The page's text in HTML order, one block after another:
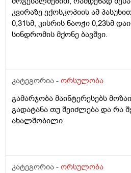
კვირაზე ექოსკოპიის ამ
0,31სმ, კისრის ნაოჭი 0,23სმ
სინდრომის მქონე ბავშვი.
კატეგორია - ორსულობა
გამარჯობა მაინტერესებს
გადატანა თუ შეიძლება და რა
ახალშობილი
კატეგორია - ორსულობა